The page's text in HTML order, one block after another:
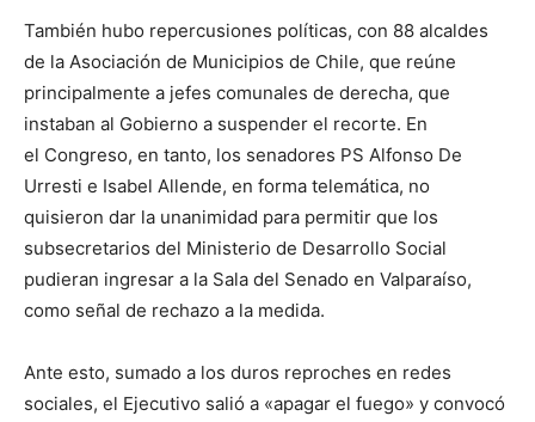
También hubo repercusiones políticas, con 88 alcaldes
de la Asociación de Municipios de Chile, que reúne
principalmente a jefes comunales de derecha, que
instaban al Gobierno a suspender el recorte. En
el Congreso, en tanto, los senadores PS Alfonso De
Urresti e Isabel Allende, en forma telemática, no
quisieron dar la unanimidad para permitir que los
subsecretarios del Ministerio de Desarrollo Social
pudieran ingresar a la Sala del Senado en Valparaíso,
como señal de rechazo a la medida.
Ante esto, sumado a los duros reproches en redes
sociales, el Ejecutivo salió a «apagar el fuego» y convocó